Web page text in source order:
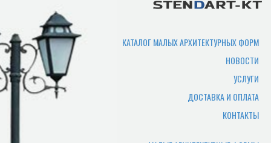
Срок производства продукции зависит
от нужного количества изделий,
сложности изготовления,
загруженности производства. В
среднем составляет 7-10 рабочих дней.
Где можно самому забрать
товар?
КАТАЛОГ МАЛЫХ АРХИТЕКТУРНЫХ ФОРМ
НОВОСТИ
УСЛУГИ
ДОСТАВКА И ОПЛАТА
КОНТАКТЫ